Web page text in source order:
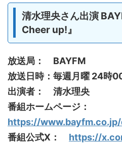
清水理央さん出演
Cheer up!』
放送局： BAYFM
放送日時：毎週月曜 24時
出演者： 清水理央
番組ホームページ：
https://
番組公式X： https://